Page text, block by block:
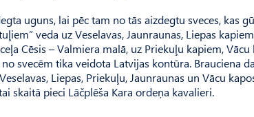
uguns, lai pēc tam no tās aizdegtu sveces, kas
veda uz Veselavas, Jaunraunas, Liepas
Cēsis – Valmiera malā, uz Priekuļu kapiem, Vācu
svecēm tika veidota Lat­vijas kontūra. Brauciena
Liepas, Priekuļu, Jaun­raunas un Vācu
skaitā pieci Lāčplēša Kara ordeņa kavalieri.